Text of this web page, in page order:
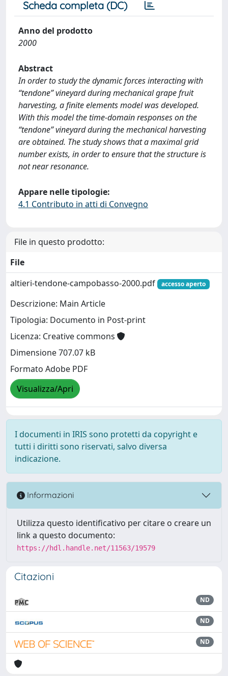
Scheda completa (DC)
Anno del prodotto
2000
Abstract
In order to study the dynamic forces interacting with
“tendone” vineyard during mechanical grape fruit
harvesting, a finite elements model was developed.
With this model the time-domain responses on the
“tendone” vineyard during the mechanical harvesting
are obtained. The study shows that a maximal grid
number exists, in order to ensure that the structure is
not near resonance.
Appare nelle tipologie:
4.1 Contributo in atti di Convegno
File in questo prodotto:
File
altieri-tendone-campobasso-2000.pdf
accesso aperto
Descrizione: Main Article
Tipologia: Documento in Post-print
Licenza: Creative commons
Dimensione 707.07 kB
Formato Adobe PDF
Visualizza/Apri
I documenti in IRIS sono protetti da copyright e
tutti i diritti sono riservati, salvo diversa
indicazione.
Informazioni
Utilizza questo identificativo per citare o creare un
link a questo documento:
https://hdl.handle.net/11563/19579
Citazioni
ND
ND
ND